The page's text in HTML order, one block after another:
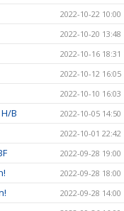
2022-10-22 10:00
2022-10-20 13:48
2022-10-16 18:31
2022-10-12 16:05
2022-10-10 16:03
B 2022-10-05 14:50
2022-10-01 22:42
2022-09-28 19:00
2022-09-28 18:00
2022-09-28 14:00